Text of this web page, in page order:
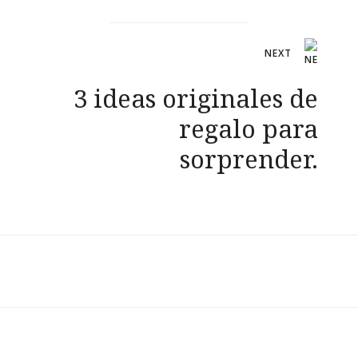
NEXT
3 ideas originales de
regalo para
sorprender.